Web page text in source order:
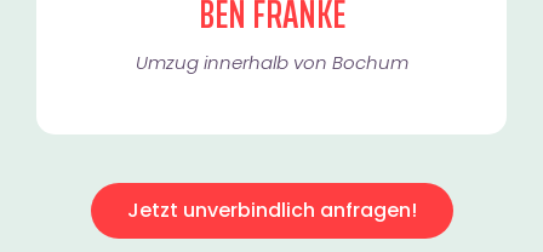
BEN FRANKE
Umzug innerhalb von Bochum​
Jetzt unverbindlich anfragen!